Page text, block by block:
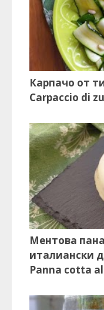
Карпачо от
Carpaccio di
Ментова
италиански
Panna cotta